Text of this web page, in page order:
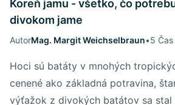
Koreň jamu - všetko, čo
divokom jame
AutorMag. Margit Weichselbraun•5
Hoci sú batáty v mnohých
cenené ako základná potravina,
výťažok z divokých batátov sa stal